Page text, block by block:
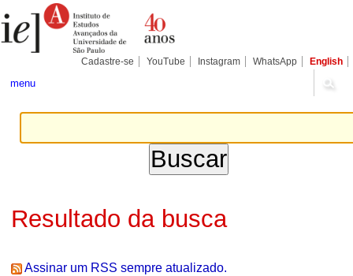
para
conteúdo.
Pessoais
Cadastre-se YouTube Instagram WhatsApp English
menu
Resultado da busca
Assinar um RSS sempre atualizado.